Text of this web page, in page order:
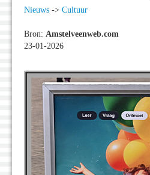
Nieuws -> Cultuur
Bron: Amstelveenweb.com
23-01-2026